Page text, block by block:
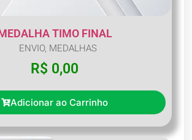
TIMO FINAL
ENVIO, MEDALHAS
R$ 0,00
Adicionar ao Carrinho